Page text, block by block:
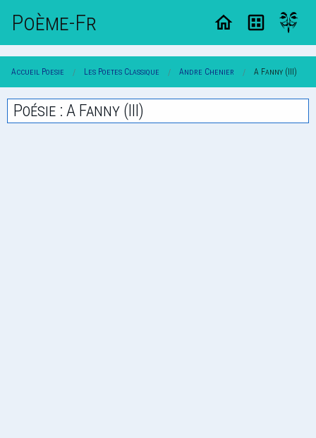
Poème-Fr
Accueil Poesie Les Poetes Classique Andre Chenier A Fanny (III)
Poésie : A Fanny (III)